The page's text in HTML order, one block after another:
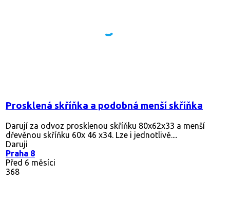
Prosklená skříňka a podobná menší skříňka
Darují za odvoz prosklenou skříňku 80x62x33 a menší
dřevěnou skříňku 60x 46 x34. Lze i jednotlivě....
Daruji
Praha 8
Před 6 měsíci
368